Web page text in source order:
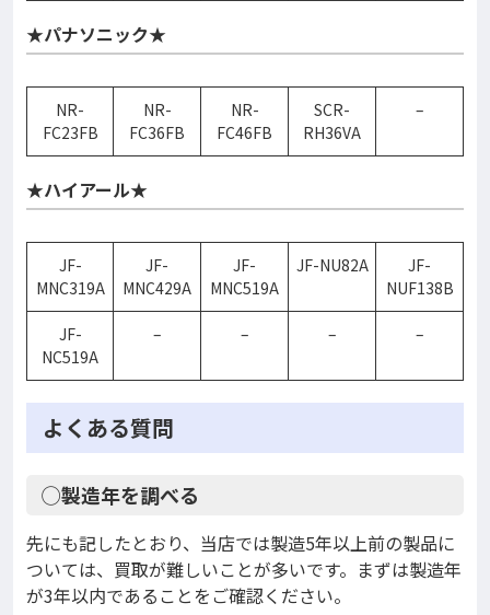
★パナソニック★
NR-
FC23FB
NR-
FC36FB
NR-
FC46FB
SCR-
RH36VA
–
★ハイアール★
JF-
MNC319A
JF-
MNC429A
JF-
MNC519A
JF-NU82A
JF-
NUF138B
JF-
NC519A
– – – –
よくある質問
◯製造年を調べる
先にも記したとおり、当店では製造5年以上前の製品に
ついては、買取が難しいことが多いです。まずは製造年
が3年以内であることをご確認ください。